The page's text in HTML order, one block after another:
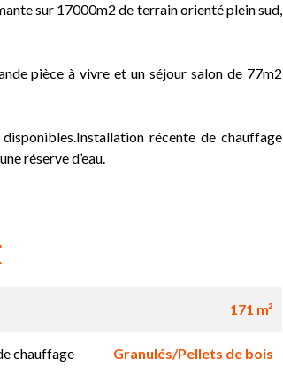
sur 17000m2 de terrain orienté plein sud,
pièce à vivre et un séjour salon de 77m2
récente de chauffage
réserve d’eau.
171 m²
chauffage Granulés/Pellets de bois